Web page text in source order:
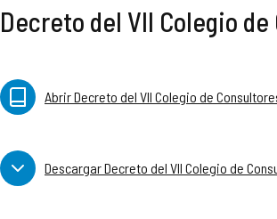
Decreto del VII Colegio
Abrir Decreto del VII Colegio de
Descargar Decreto del VII Colegio de